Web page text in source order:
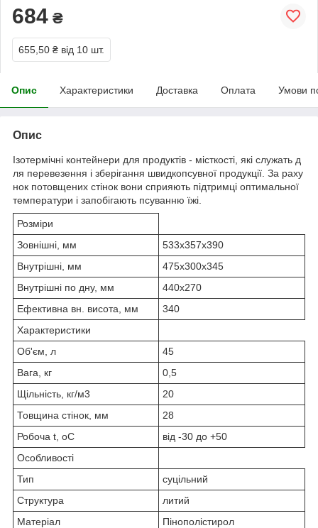
684 ₴
655,50 ₴ від 10 шт.
Опис Характеристики Доставка Оплата Умови
Опис
Ізотермічні контейнери для продуктів - місткості, які служать д
ля перевезення і зберігання швидкопсувної продукції. За раху
нок потовщених стінок вони сприяють підтримці оптимальної
температури і запобігають псуванню їжі.
Розміри
Зовнішні, мм
533х357х390
Внутрішні, мм
475х300х345
Внутрішні по дну, мм
440х270
Ефективна вн. висота, мм
340
Характеристики
Об'єм, л
45
Вага, кг
0,5
Щільність, кг/м3
20
Товщина стінок, мм
28
Робоча t, oС
від -30 до +50
Особливості
Тип
суцільний
Структура
литий
Матеріал
Пінополістирол